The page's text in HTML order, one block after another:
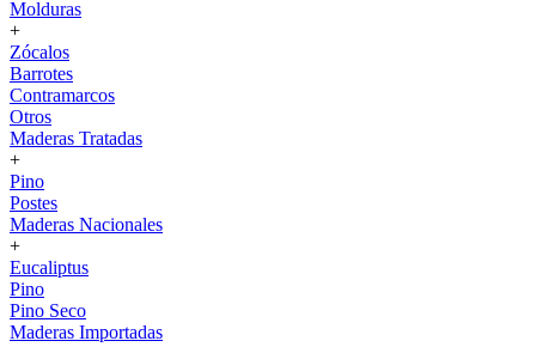
Molduras
+
Zócalos
Barrotes
Contramarcos
Otros
Maderas Tratadas
+
Pino
Postes
Maderas Nacionales
+
Eucaliptus
Pino
Pino Seco
Maderas Importadas